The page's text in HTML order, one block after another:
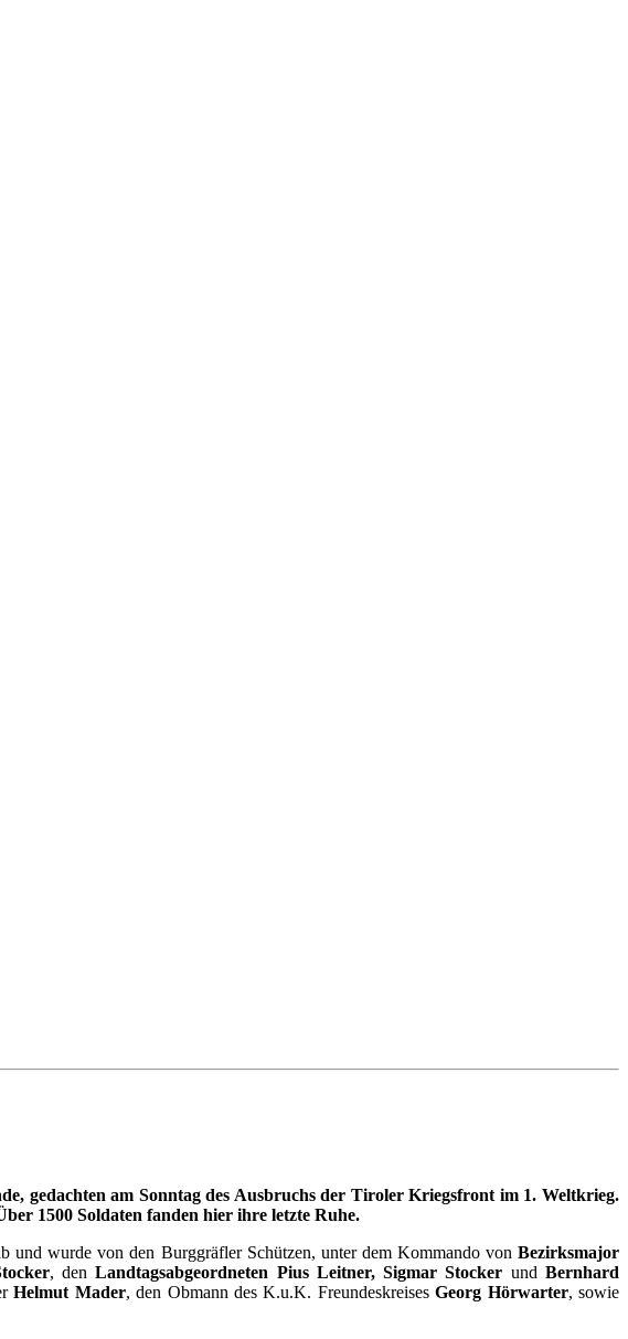
gedachten am Sonntag des Ausbruchs der Tiroler Kriegsfront im 1. Weltkrieg.
1500 Soldaten fanden hier ihre letzte Ruhe.
und wurde von den Burggräfler Schützen, unter dem Kommando vonBezirksmajor
, denLandtagsabgeordneten Pius Leitner, Sigmar Stocker und Bernhard
Helmut Mader, den Obmann des K.u.K. FreundeskreisesGeorg Hörwarter, sowie